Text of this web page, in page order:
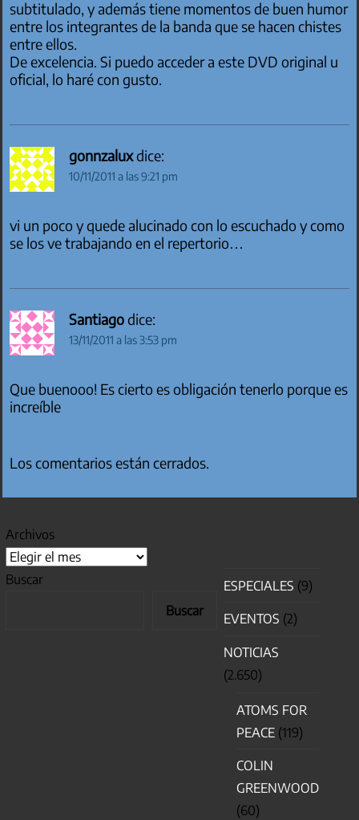
subtitulado, y además tiene momentos de buen humor
entre los integrantes de la banda que se hacen chistes
entre ellos.
De excelencia. Si puedo acceder a este DVD original u
oficial, lo haré con gusto.
gonnzaluxdice:
10/11/2011 a las 9:21 pm
vi un poco y quede alucinado con lo escuchado y como
se los ve trabajando en el repertorio…
Santiagodice:
13/11/2011 a las 3:53 pm
Que buenooo! Es cierto es obligación tenerlo porque es
increíble
Los comentarios están cerrados.
Archivos
Buscar
Buscar
ESPECIALES (9)
EVENTOS (2)
NOTICIAS
(2.650)
ATOMS FOR
PEACE (119)
COLIN
GREENWOOD
(60)